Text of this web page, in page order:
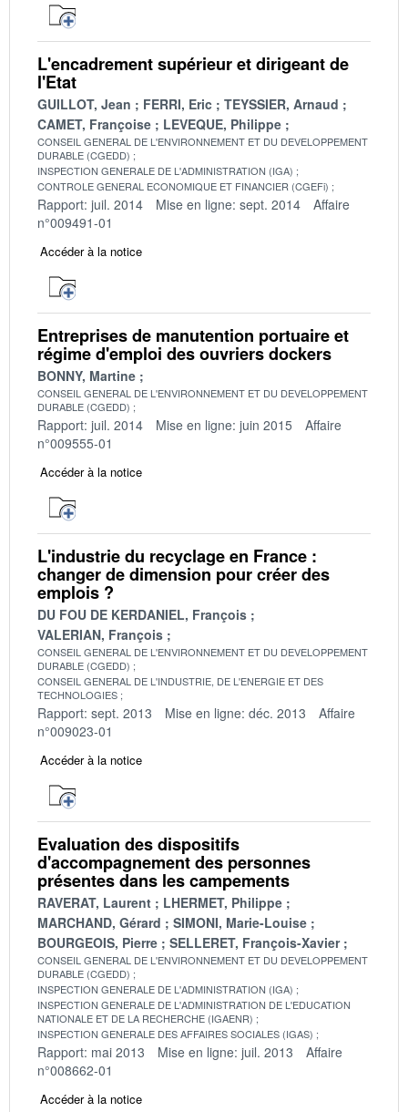
L'encadrement supérieur et dirigeant de
l'Etat
GUILLOT, Jean FERRI, Eric
TEYSSIER, Arnaud
CAMET, Françoise
LEVEQUE, Philippe
CONSEIL GENERAL DE L'ENVIRONNEMENT ET DU DEVELOPPEMENT
DURABLE (CGEDD)
INSPECTION GENERALE DE L'ADMINISTRATION (IGA)
CONTROLE GENERAL ECONOMIQUE ET FINANCIER (CGEFi)
Rapport: juil. 2014 Mise en ligne: sept. 2014
Affaire
n°009491-01
Accéder à la notice
Entreprises de manutention portuaire et
régime d'emploi des ouvriers dockers
BONNY, Martine
CONSEIL GENERAL DE L'ENVIRONNEMENT ET DU DEVELOPPEMENT
DURABLE (CGEDD)
Rapport: juil. 2014 Mise en ligne: juin 2015
Affaire
n°009555-01
Accéder à la notice
L'industrie du recyclage en France :
changer de dimension pour créer des
emplois ?
DU FOU DE KERDANIEL, François
VALERIAN, François
CONSEIL GENERAL DE L'ENVIRONNEMENT ET DU DEVELOPPEMENT
DURABLE (CGEDD)
CONSEIL GENERAL DE L'INDUSTRIE, DE L'ENERGIE ET DES
TECHNOLOGIES
Rapport: sept. 2013 Mise en ligne: déc. 2013
Affaire
n°009023-01
Accéder à la notice
Evaluation des dispositifs
d'accompagnement des personnes
présentes dans les campements
RAVERAT, Laurent
LHERMET, Philippe
MARCHAND, Gérard
SIMONI, Marie-Louise
BOURGEOIS, Pierre
SELLERET, François-Xavier
CONSEIL GENERAL DE L'ENVIRONNEMENT ET DU DEVELOPPEMENT
DURABLE (CGEDD)
INSPECTION GENERALE DE L'ADMINISTRATION (IGA)
INSPECTION GENERALE DE L'ADMINISTRATION DE L'EDUCATION
NATIONALE ET DE LA RECHERCHE (IGAENR)
INSPECTION GENERALE DES AFFAIRES SOCIALES (IGAS)
Rapport: mai 2013 Mise en ligne: juil. 2013
Affaire
n°008662-01
Accéder à la notice